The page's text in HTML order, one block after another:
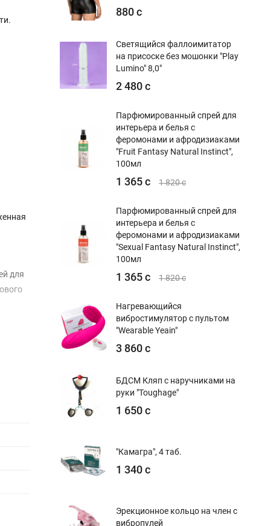
для
880 с
Светящийся фаллоимитатор
на присоске без мошонки "Play
Lumino" 8,0"
2 480 с
Парфюмированный спрей для
интерьера и белья с
феромонами и афродизиаками
"Fruit Fantasy Natural Instinct",
100мл
1 365 с 1 820 с
Парфюмированный спрей для
интерьера и белья с
феромонами и афродизиаками
"Sexual Fantasy Natural Instinct",
100мл
1 365 с 1 820 с
Нагревающийся
вибростимулятор с пультом
"Wearable Yeain"
3 860 с
БДСМ Кляп с наручниками на
руки "Toughage"
1 650 с
"Камагра", 4 таб.
1 340 с
Эрекционное кольцо на член с
вибропулей